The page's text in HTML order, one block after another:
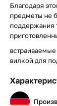
Благодаря
предметы не
поддержания
вилкой для